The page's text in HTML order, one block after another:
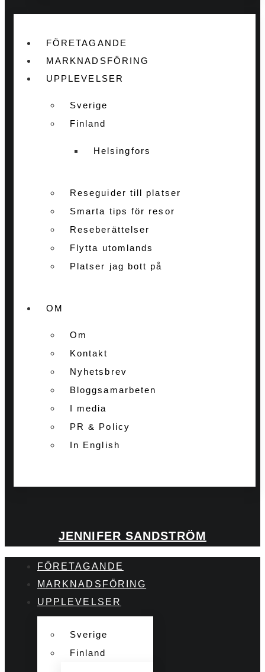
FÖRETAGANDE
MARKNADSFÖRING
UPPLEVELSER
Sverige
Finland
Helsingfors
Reseguider till platser
Smarta tips för resor
Reseberättelser
Flytta utomlands
Platser jag bott på
OM
Om
Kontakt
Nyhetsbrev
Bloggsamarbeten
I media
PR & Policy
In English
JENNIFER SANDSTRÖM
FÖRETAGANDE
MARKNADSFÖRING
UPPLEVELSER
Sverige
Finland